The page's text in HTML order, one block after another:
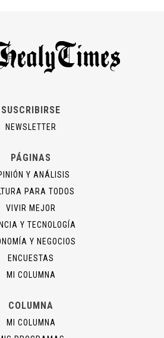
SUSCRIBIRSE
NEWSLETTER
PÁGINAS
Y ANÁLISIS
PARA TODOS
VIVIR MEJOR
Y TECNOLOGÍA
Y NEGOCIOS
ENCUESTAS
MI COLUMNA
COLUMNA
MI COLUMNA